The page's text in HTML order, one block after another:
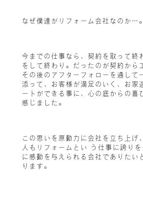
なぜ僕達がリフォーム会社なのか…。
今までの仕事なら、契約を取って終
をして終わり。だったのが契約から
その後のアフターフォローを通して
添って、お客様が満足のいく、お家
ートができる事に、心の底からの喜
感じました。
この思いを原動力に会社を立ち上げ
人もリフォームとい う仕事に誇り
に感動を与えられる会社でありたい
ります。